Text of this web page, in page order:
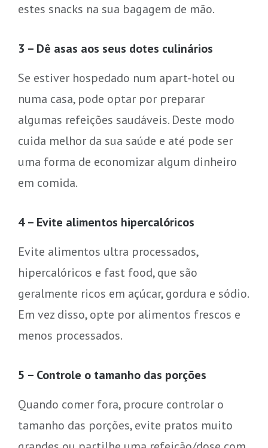
estes snacks na sua bagagem de mão.
3 – Dê asas aos seus dotes culinários
Se estiver hospedado num apart-hotel ou
numa casa, pode optar por preparar
algumas refeições saudáveis. Deste modo
cuida melhor da sua saúde e até pode ser
uma forma de economizar algum dinheiro
em comida.
4 – Evite alimentos hipercalóricos
Evite alimentos ultra processados,
hipercalóricos ​​e fast food, que são
geralmente ricos em açúcar, gordura e sódio.
Em vez disso, opte por alimentos frescos e
menos processados.
5 – Controle o tamanho das porções
Quando comer fora, procure controlar o
tamanho das porções, evite pratos muito